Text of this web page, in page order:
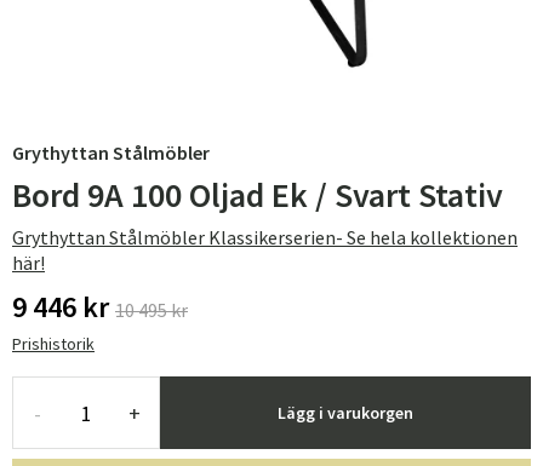
Grythyttan Stålmöbler
Bord 9A 100 Oljad Ek / Svart Stativ
Grythyttan Stålmöbler Klassikerserien- Se hela kollektionen
här!
9 446 kr 10 495 kr
Prishistorik
- + Lägg i varukorgen